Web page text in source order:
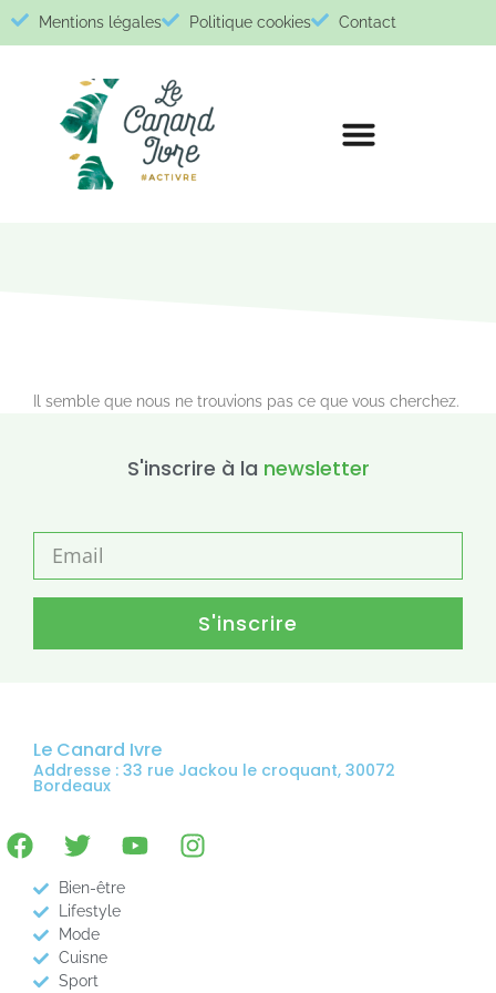
Mentions légales Politique cookies Contact
Il semble que nous ne trouvions pas ce que vous cherchez.
S'inscrire à la newsletter
S'inscrire
Le Canard Ivre
Addresse : 33 rue Jackou le croquant, 30072
Bordeaux
Bien-être
Lifestyle
Mode
Cuisne
Sport